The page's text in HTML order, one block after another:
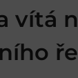
vítá